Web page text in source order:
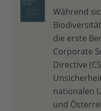
Während
die erste
Corporate
Directive
nationalen
und